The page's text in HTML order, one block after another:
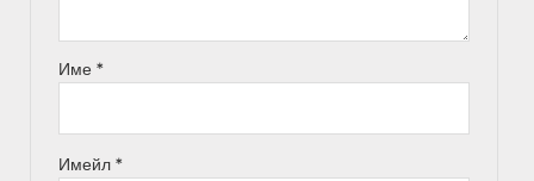
Име *
Имейл *